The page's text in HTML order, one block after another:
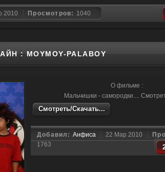
2010 Просмотров: 1040
: MOYMOY-PALABOY
О фильме :
Мальчишки - самородки....
Смотреть/Скачать...
Добавил: Анфиса 22 Мар 2010
1763